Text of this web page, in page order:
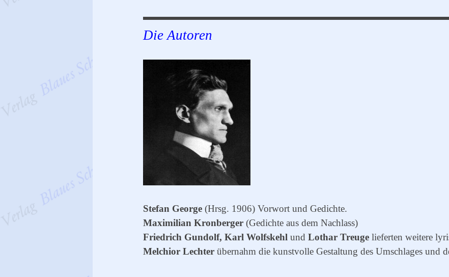
Die Autoren
Stefan George(Hrsg. 1906) Vorwort und Gedichte.
Maximilian Kronberger (Gedichte aus dem Nachlass)
Friedrich Gundolf, Karl Wolfskehl und Lothar Treuge lieferten weitere
Melchior Lechterübernahm die kunstvolle Gestaltung des Umschlages und